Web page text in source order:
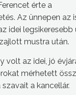
érte a
Az ünnepen az
idei legsikeresebb
mustra után.
volt az idei, jó
mérhetett
a kancellár.